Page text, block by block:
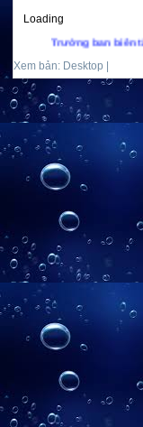
Loading
ban biên tập: TS. Lê Xuân
Xem bản: Desktop |